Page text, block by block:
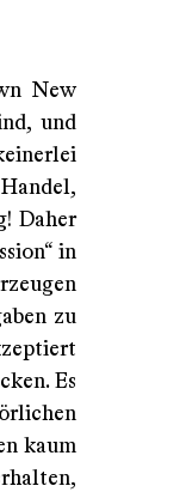
New
und
Daher
in
zu
Es
kaum